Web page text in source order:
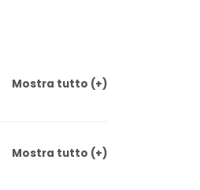
Mostra tutto (+)
Mostra tutto (+)